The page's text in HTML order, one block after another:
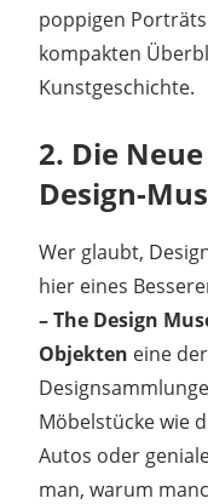
poppigen
kompakten
Kunstgeschichte.
2. Die
Design-
Wer glaubt,
hier eines
– The Design
Objekten eine
Möbelstücke wie
Autos oder
man, warum